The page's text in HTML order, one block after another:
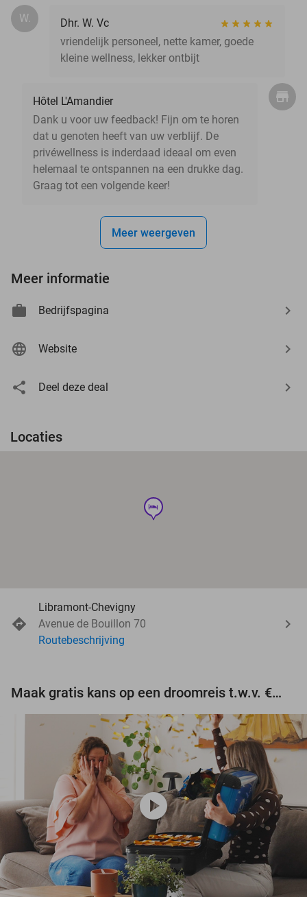
W.
Dhr. W. Vc
vriendelijk personeel, nette kamer, goede
kleine wellness, lekker ontbijt
Hôtel L'Amandier
Dank u voor uw feedback! Fijn om te horen
dat u genoten heeft van uw verblijf. De
privéwellness is inderdaad ideaal om even
helemaal te ontspannen na een drukke dag.
Graag tot een volgende keer!
Meer weergeven
Meer informatie
Bedrijfspagina
Website
Deel deze deal
Locaties
hotel
Libramont-Chevigny
Avenue de Bouillon 70
Routebeschrijving
Maak gratis kans op een droomreis t.w.v. €3.000!
play_circle